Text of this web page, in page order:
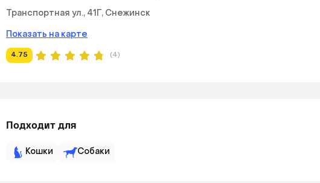
Транспортная ул., 41Г, Снежинск
Показать на карте
4.75 (4)
Подходит для
Кошки Собаки